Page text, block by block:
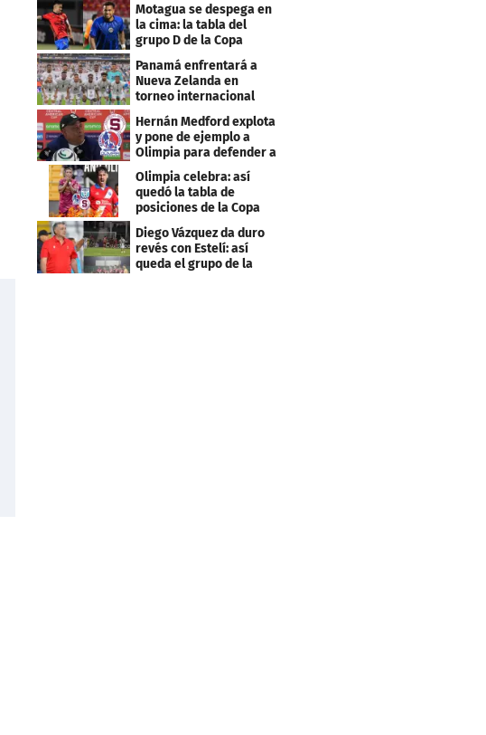
Motagua se despega en
la cima: la tabla del
grupo D de la Copa
Centroamericana
Panamá enfrentará a
Nueva Zelanda en
torneo internacional
durante Fecha FIFA
Hernán Medford explota
y pone de ejemplo a
Olimpia para defender a
Saprissa
Olimpia celebra: así
quedó la tabla de
posiciones de la Copa
Centroamericana
Diego Vázquez da duro
revés con Estelí: así
queda el grupo de la